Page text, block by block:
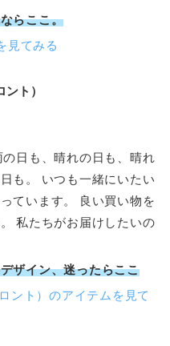
らここ。
見てみる
ト）
の日も、晴れの日も、晴れ
も。 いつも一緒にいたい
ています。 良い買い物を
私たちがお届けしたいの
ザイン、迷ったらここ
ト）のアイテムを見て